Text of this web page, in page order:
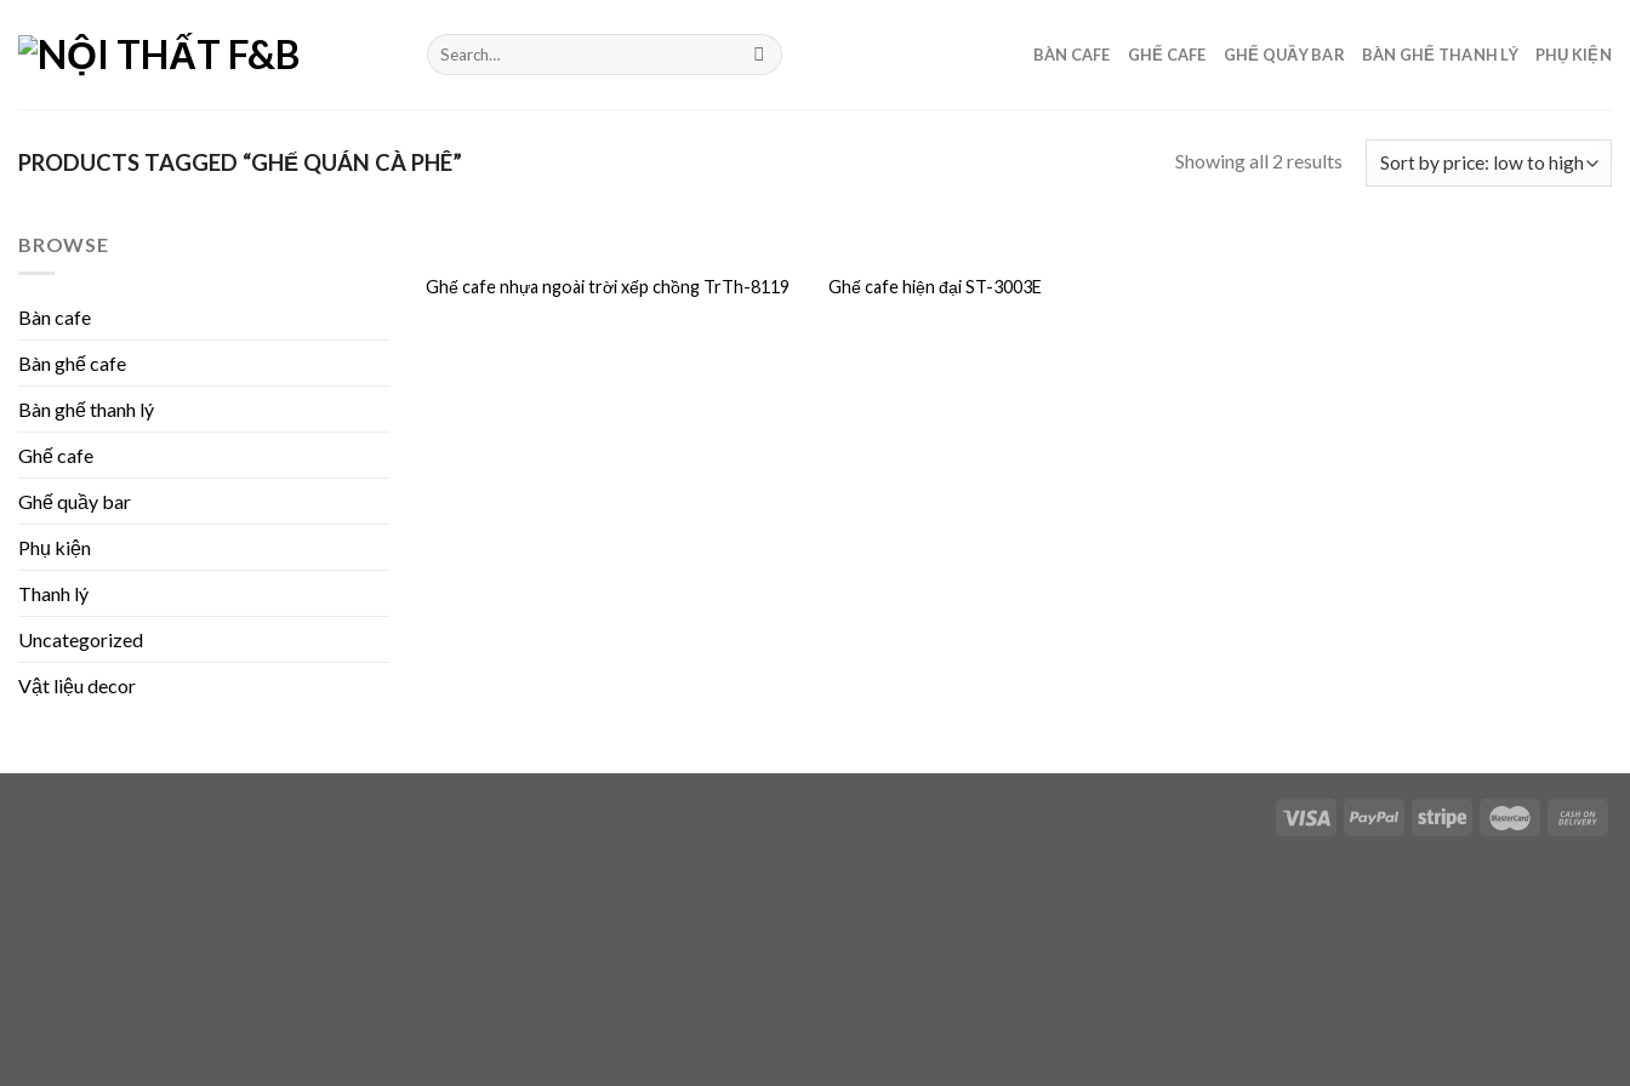
content
Search
for:
BÀN CAFE GHẾ CAFE GHẾ QUẦY BAR BÀN GHẾ THANH LÝ PHỤ KIỆN
PRODUCTS TAGGED “GHẾ QUÁN CÀ PHÊ” Showing all 2 results
BROWSE
Bàn cafe
Bàn ghế cafe
Bàn ghế thanh lý
Ghế cafe
Ghế quầy bar
Phụ kiện
Thanh lý
Uncategorized
Vật liệu decor
Ghế cafe nhựa ngoài trời xếp chồng TrTh-8119 Ghế cafe hiện đại ST-3003E